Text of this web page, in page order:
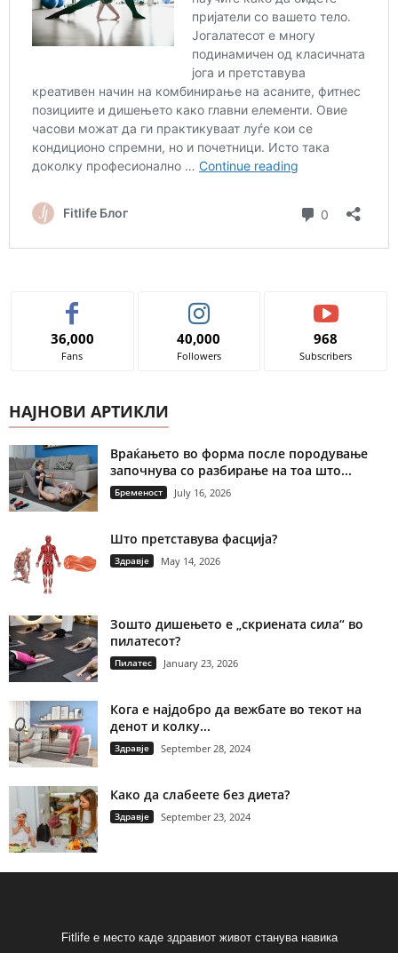
36,000
Fans
40,000
Followers
968
Subscribers
НАЈНОВИ АРТИКЛИ
Враќањето во форма после породување
започнува со разбирање на тоа што...
Бременост July 16, 2026
Што претставува фасција?
Здравје May 14, 2026
Зошто дишењето е „скриената сила“ во
пилатесот?
Пилатес January 23, 2026
Кога е најдобро да вежбате во текот на
денот и колку...
Здравје September 28, 2024
Како да слабеете без диета?
Здравје September 23, 2024
Fitlife е место каде здравиот живот станува навика